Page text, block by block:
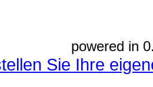
powered in
Sie Ihre